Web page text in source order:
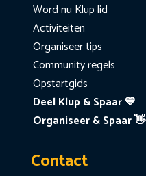
Word nu Klup lid
Activiteiten
Organiseer tips
Community regels
Opstartgids
Deel Klup & Spaar 💙
Organiseer & Spaar 👋
Contact